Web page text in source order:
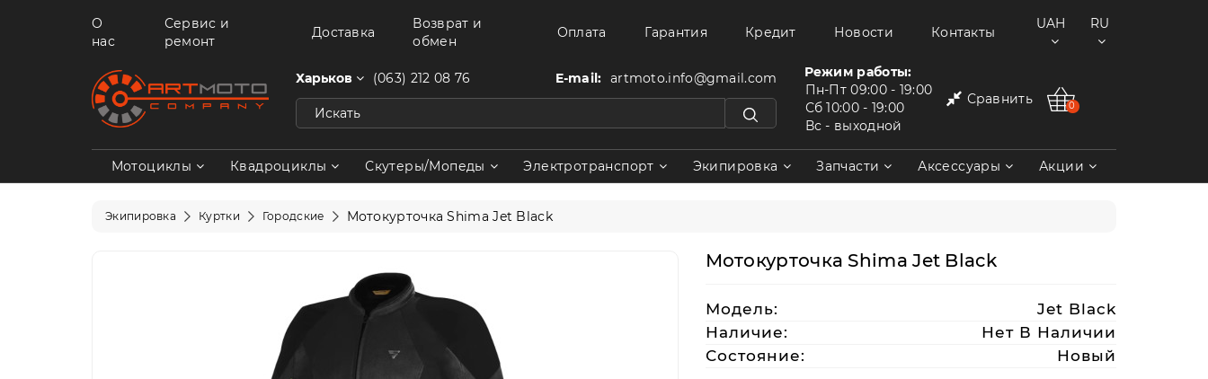
О
нас
Сервис и
ремонт
Доставка
Возврат и
обмен
Оплата Гарантия Кредит Новости Контакты
UAH RU
Харьков (063) 212 08 76 E-mail: artmoto.info@gmail.com
Режим работы:
Пн-Пт 09:00 - 19:00
Сб 10:00 - 19:00
Вс - выходной
Сравнить 0
Мотоциклы Квадроциклы Скутеры/Мопеды Электротранспорт Экипировка Запчасти Аксессуары Акции
Экипировка Куртки Городские Мотокурточка Shima Jet Black
Мотокурточка Shima Jet Black
Модель:
Jet Black
Наличие:
Нет В Наличии
Состояние:
Новый